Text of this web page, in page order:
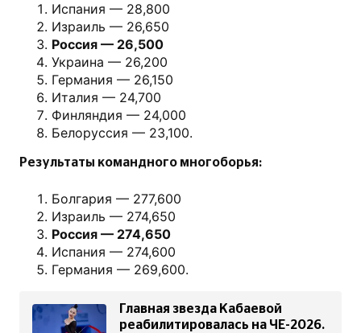
Испания — 28,800
Израиль — 26,650
Россия — 26,500
Украина — 26,200
Германия — 26,150
Италия — 24,700
Финляндия — 24,000
Белоруссия — 23,100.
Результаты командного многоборья:
Болгария — 277,600
Израиль — 274,650
Россия — 274,650
Испания — 274,600
Германия — 269,600.
Главная звезда Кабаевой
реабилитировалась на ЧЕ-2026.